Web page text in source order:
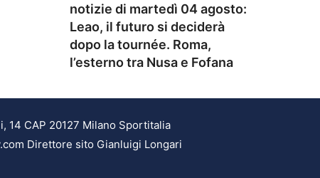
notizie di martedì 04 agosto:
Leao, il futuro si deciderà
dopo la tournée. Roma,
l’esterno tra Nusa e Fofana
14 CAP 20127 Milano Sportitalia
Direttore sito Gianluigi Longari